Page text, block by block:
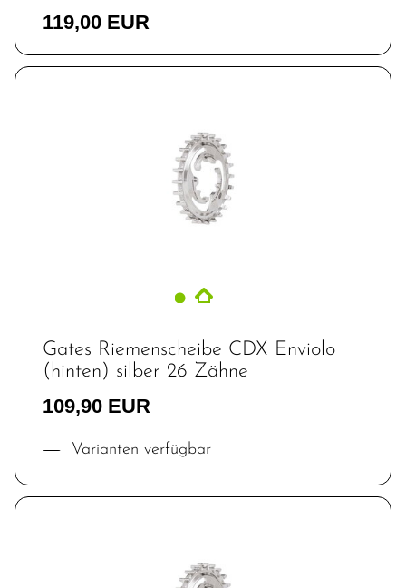
119,00 EUR
Gates Riemenscheibe CDX Enviolo
(hinten) silber 26 Zähne
109,90 EUR
Varianten verfügbar